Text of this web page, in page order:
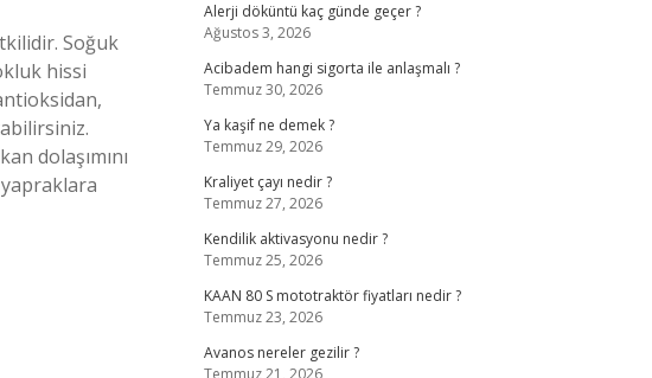
Soğuk
hissi
dolaşımını
Alerji döküntü kaç günde geçer ?
Ağustos 3, 2026
Acibadem hangi sigorta ile anlaşmalı ?
Temmuz 30, 2026
Ya kaşif ne demek ?
Temmuz 29, 2026
Kraliyet çayı nedir ?
Temmuz 27, 2026
Kendilik aktivasyonu nedir ?
Temmuz 25, 2026
KAAN 80 S mototraktör fiyatları nedir ?
Temmuz 23, 2026
Avanos nereler gezilir ?
Temmuz 21, 2026